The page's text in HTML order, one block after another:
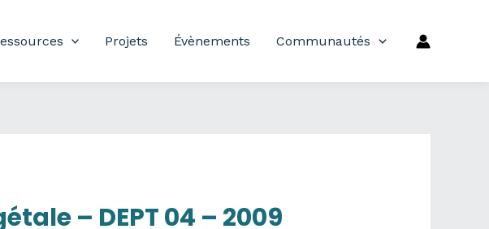
Projets Évènements Communautés
– DEPT 04 – 2009